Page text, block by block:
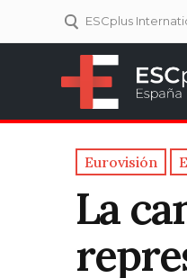
ESCplus
Eurovisión
La